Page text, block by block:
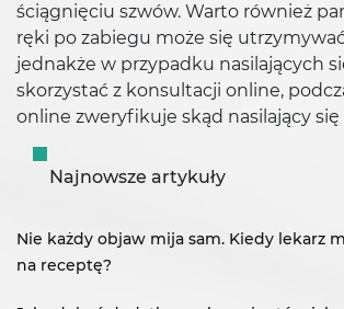
ściągnięciu szwów. Warto również
ręki po zabiegu może się
jednakże w przypadku nasilających
skorzystać z konsultacji online,
online zweryfikuje skąd nasilający się
Najnowsze artykuły
Nie każdy objaw mija sam. Kiedy lekarz
na receptę?